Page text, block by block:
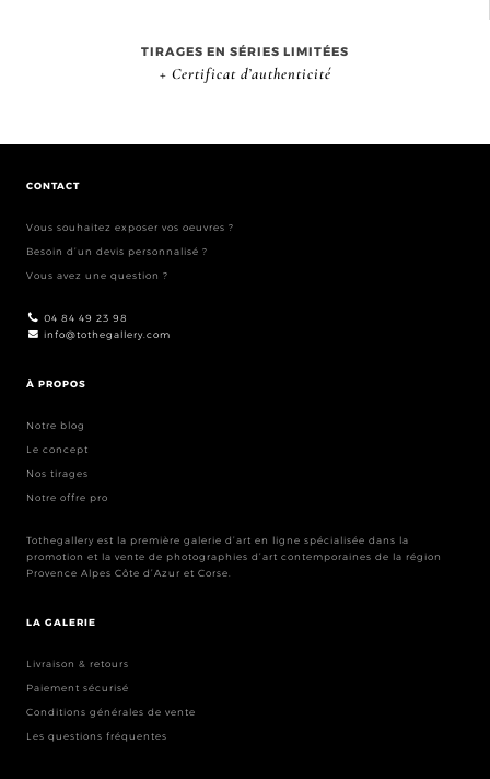
TIRAGES EN SÉRIES LIMITÉES
+ Certificat d’authenticité
CONTACT
Vous souhaitez exposer vos oeuvres ?
Besoin d’un devis personnalisé ?
Vous avez une question ?
04 84 49 23 98
info@tothegallery.com
À PROPOS
Notre blog
Le concept
Nos tirages
Notre offre pro
Tothegallery est la première galerie d’art en ligne spécialisée dans la
promotion et la vente de photographies d’art contemporaines de la région
Provence Alpes Côte d’Azur et Corse.
LA GALERIE
Livraison & retours
Paiement sécurisé
Conditions générales de vente
Les questions fréquentes